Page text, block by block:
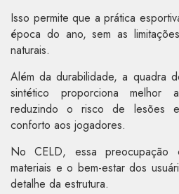
Isso permite que a prática
época do ano, sem as
naturais.
Além da durabilidade, a quadra
sintético proporciona melhor
reduzindo o risco de lesões e
conforto aos jogadores.
No CELD, essa preocupação
materiais e o bem-estar dos
detalhe da estrutura.